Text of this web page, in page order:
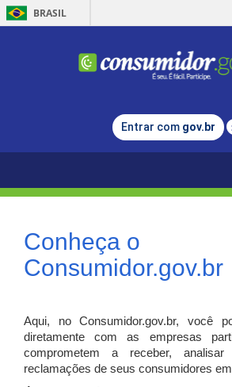
BRASIL
Entrar com gov.br
Conheça o
Consumidor.gov.br
Aqui, no Consumidor.gov.br, você
diretamente com as empresas
comprometem a receber,
reclamações de seus consumidores